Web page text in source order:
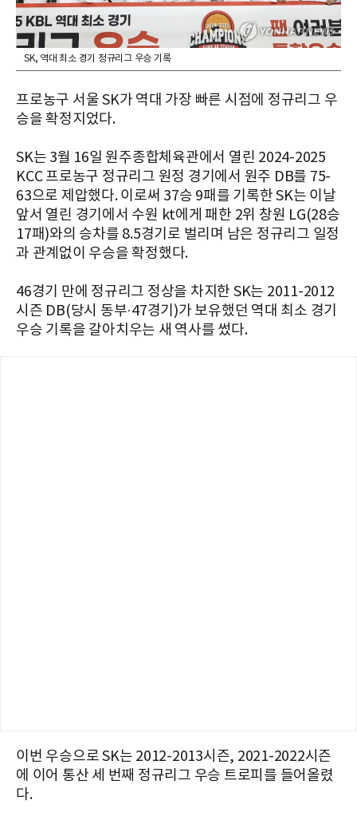
SK, 역대 최소 경기 정규리그 우승 기록
프로농구 서울 SK가 역대 가장 빠른 시점에 정규리그 우
승을 확정지었다.
SK는 3월 16일 원주종합체육관에서 열린 2024-2025
KCC 프로농구 정규리그 원정 경기에서 원주 DB를 75-
63으로 제압했다. 이로써 37승 9패를 기록한 SK는 이날
앞서 열린 경기에서 수원 kt에게 패한 2위 창원 LG(28승
17패)와의 승차를 8.5경기로 벌리며 남은 정규리그 일정
과 관계없이 우승을 확정했다.
46경기 만에 정규리그 정상을 차지한 SK는 2011-2012
시즌 DB(당시 동부·47경기)가 보유했던 역대 최소 경기
우승 기록을 갈아치우는 새 역사를 썼다.
이번 우승으로 SK는 2012-2013시즌, 2021-2022시즌
에 이어 통산 세 번째 정규리그 우승 트로피를 들어올렸
다.